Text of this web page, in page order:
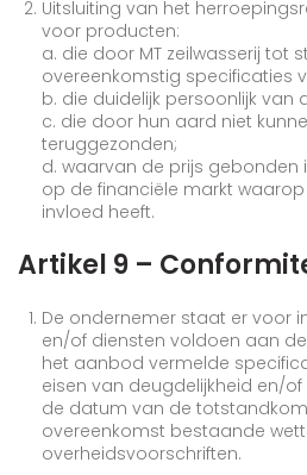
Uitsluiting van het
voor producten:
a. die door MT zeilwasserij tot
overeenkomstig specificaties
b. die duidelijk persoonlijk van
c. die door hun aard niet
teruggezonden;
d. waarvan de prijs
op de financiële markt
invloed heeft.
Artikel 9 –
De ondernemer staat er voor
en/of diensten voldoen aan
het aanbod vermelde
eisen van deugdelijkheid en/
de datum van de
overeenkomst bestaande
overheidsvoorschriften.